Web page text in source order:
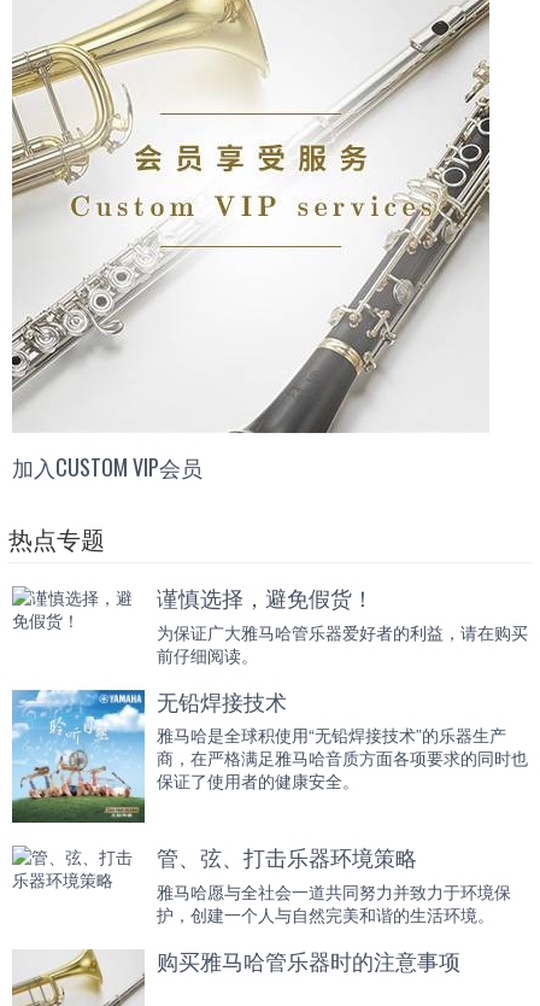
加入CUSTOM VIP会员
热点专题
谨慎选择，避免假货！
为保证广大雅马哈管乐器爱好者的利益，请在购买
前仔细阅读。
无铅焊接技术
雅马哈是全球积使用“无铅焊接技术”的乐器生产
商，在严格满足雅马哈音质方面各项要求的同时也
保证了使用者的健康安全。
管、弦、打击乐器环境策略
雅马哈愿与全社会一道共同努力并致力于环境保
护，创建一个人与自然完美和谐的生活环境。
购买雅马哈管乐器时的注意事项